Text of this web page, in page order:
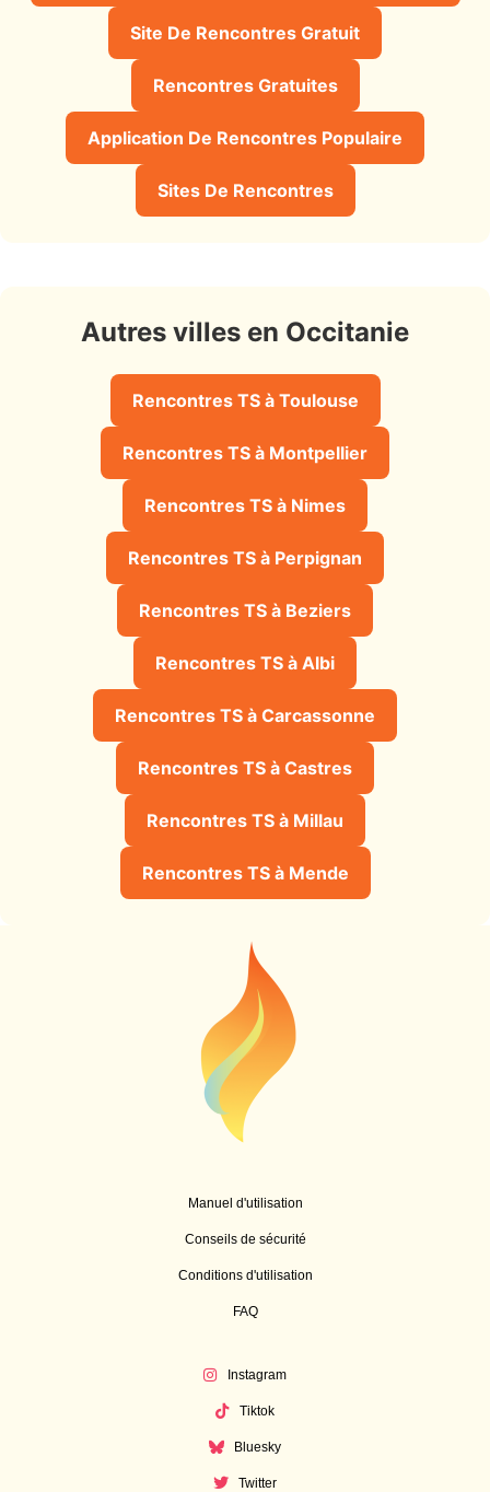
Site De Rencontres Gratuit
Rencontres Gratuites
Application De Rencontres Populaire
Sites De Rencontres
Autres villes en Occitanie
Rencontres TS à Toulouse
Rencontres TS à Montpellier
Rencontres TS à Nimes
Rencontres TS à Perpignan
Rencontres TS à Beziers
Rencontres TS à Albi
Rencontres TS à Carcassonne
Rencontres TS à Castres
Rencontres TS à Millau
Rencontres TS à Mende
Manuel d'utilisation
Conseils de sécurité
Conditions d'utilisation
FAQ
Instagram
Tiktok
Bluesky
Twitter